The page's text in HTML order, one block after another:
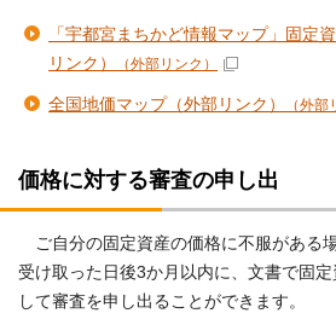
「宇都宮まちかど情報マップ」固定
リンク）
（外部リンク）
全国地価マップ（外部リンク） （外部
価格に対する審査の申し出
ご自分の固定資産の価格に不服がある
受け取った日後3か月以内に、文書で固
して審査を申し出ることができます。